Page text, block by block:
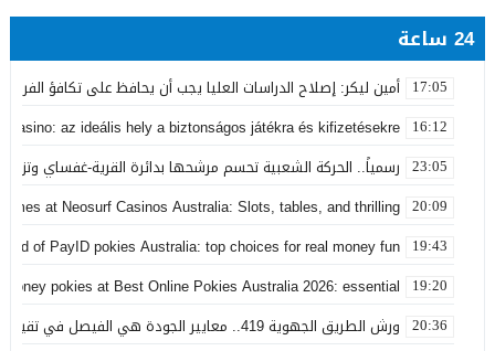
24 ساعة
17:05 أمين ليكر: إصلاح الدراسات العليا يجب أن يحافظ على تكافؤ الفرص
16:12
Casino: az ideális hely a biztonságos játékra és kifizetésekre
23:05 رسمياً.. الحركة الشعبية تحسم مرشحها بدائرة القرية-غفساي
20:09
at Neosurf Casinos Australia: Slots, tables, and thrilling
19:43
of PayID pokies Australia: top choices for real money fun
19:20
pokies at Best Online Pokies Australia 2026: essential
20:36 ورش الطريق الجهوية 419.. معايير الجودة هي الفيصل في تقييم مشاريع البنية التحتية